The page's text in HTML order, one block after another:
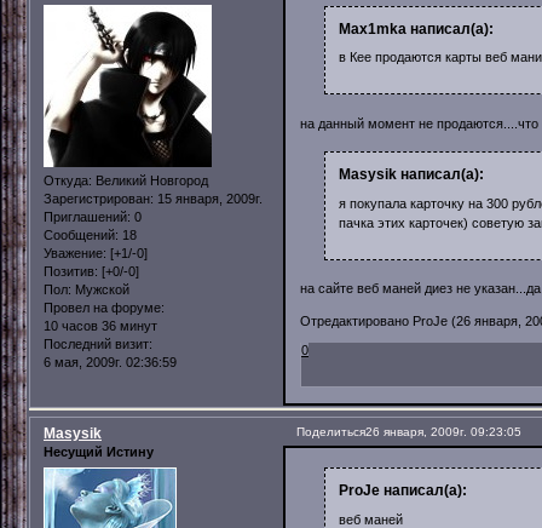
Откуда: Великий Новгород
Зарегистрирован: 15 января, 2009г.
Приглашений: 0
Сообщений: 18
Уважение: [+1/-0]
Позитив: [+0/-0]
Пол: Мужской
Провел на форуме:
10 часов 36 минут
Последний визит:
6 мая, 2009г. 02:36:59
Max1mka написал(а):
в Кее продаются карты веб мани
на данный момент не
Masysik написал(а):
я покупала карточку на 300
пачка этих карточек) советую
на сайте веб маней диез не
Отредактировано ProJe (26 января,
0
Поделиться26 января, 2009г. 09:23:05
Masysik
Несущий Истину
ProJe написал(а):
веб маней